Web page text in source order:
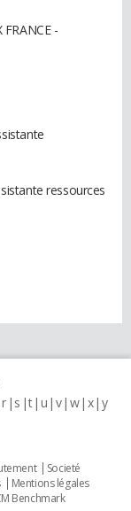
-
ressources
r s t u v w x y
Societé
Mentions légales
Benchmark